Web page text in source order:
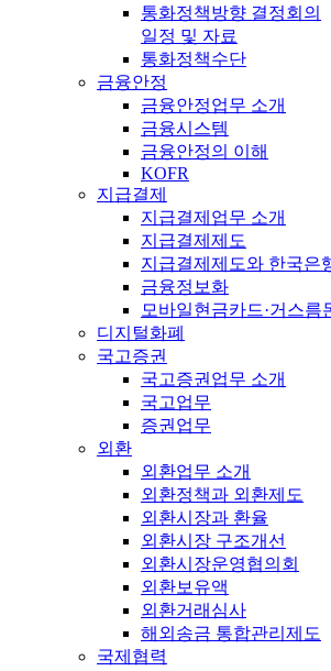
통화정책방향 결정회의
일정 및 자료
통화정책수단
금융안정
금융안정업무 소개
금융시스템
금융안정의 이해
KOFR
지급결제
지급결제업무 소개
지급결제제도
지급결제제도와 한국은
금융정보화
모바일현금카드·거스름
디지털화폐
국고증권
국고증권업무 소개
국고업무
증권업무
외환
외환업무 소개
외환정책과 외환제도
외환시장과 환율
외환시장 구조개선
외환시장운영협의회
외환보유액
외환거래심사
해외송금 통합관리제도
국제협력